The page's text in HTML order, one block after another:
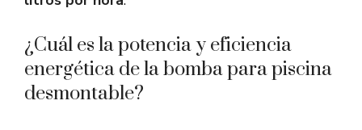
¿Cuál es la potencia y eficiencia
energética de la bomba para piscina
desmontable?